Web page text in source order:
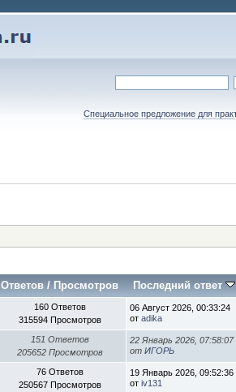
Специальное предложение для
Ответов / Просмотров Последний ответ
160 Ответов
315594 Просмотров
06 Август 2026, 00:33:24
отadika
151 Ответов
205652 Просмотров
22 Январь 2026, 07:58:07
отИГОРЬ
76 Ответов
250567 Просмотров
19 Январь 2026, 09:52:36
отiv131